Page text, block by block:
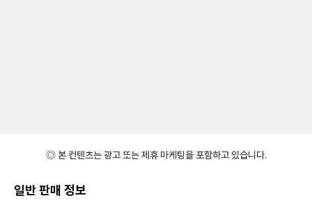
◎ 본 컨텐츠는 광고 또는 제휴 마케팅을 포함하고 있습니다.
일반 판매 정보